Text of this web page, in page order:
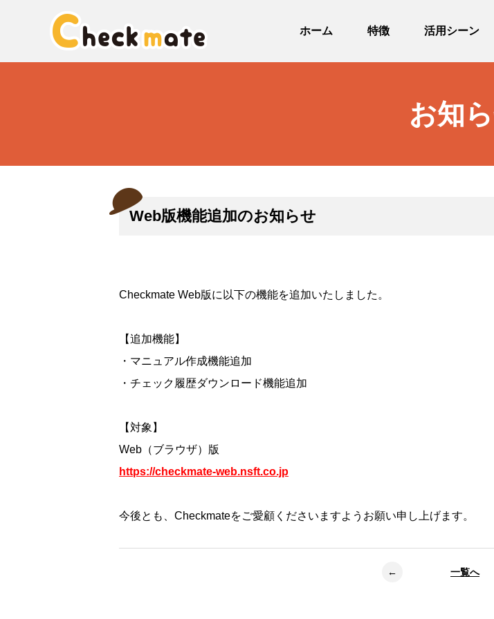
ホーム 特徴 活用シーン
お知
Web版機能追加のお知らせ
Checkmate Web版に以下の機能を追加いたしました。
【追加機能】
・マニュアル作成機能追加
・チェック履歴ダウンロード機能追加
【対象】
Web（ブラウザ）版
https://checkmate-web.nsft.co.jp
今後とも、Checkmateをご愛顧くださいますようお願い申し上げます。
← 一覧へ